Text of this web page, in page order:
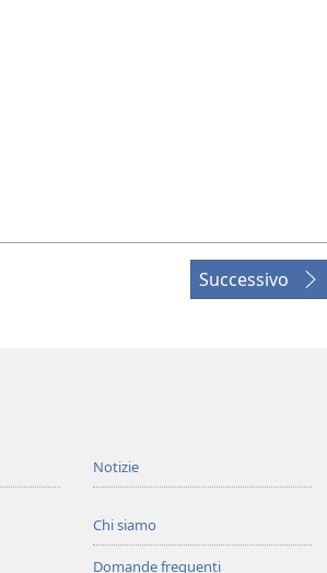
Successivo
Notizie
Chi siamo
Domande frequenti